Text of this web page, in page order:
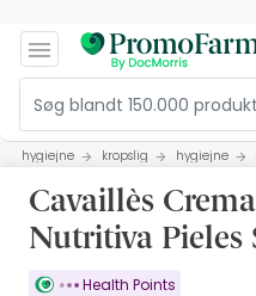
hygiejne kropslig hygiejne
Cavaillès
Nutritiva Pieles
Health Points